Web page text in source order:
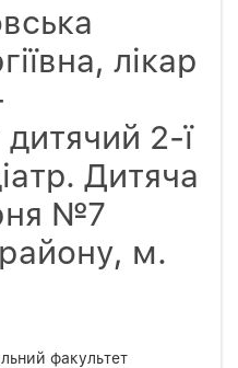
лікар
2-ї
Дитяча
№7
м.
факультет